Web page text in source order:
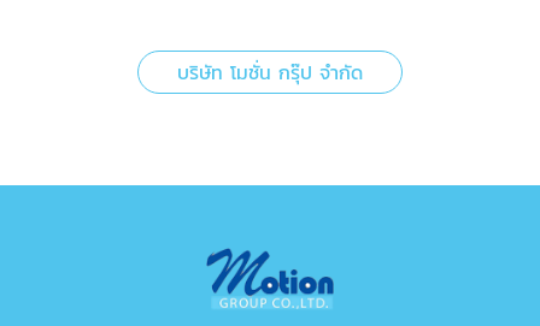
บริษัท โมชั่น กรุ๊ป จำกัด